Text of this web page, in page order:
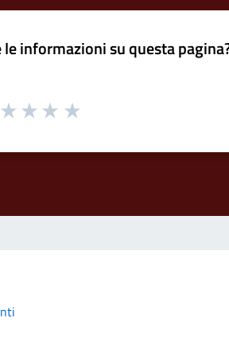
informazioni su questa